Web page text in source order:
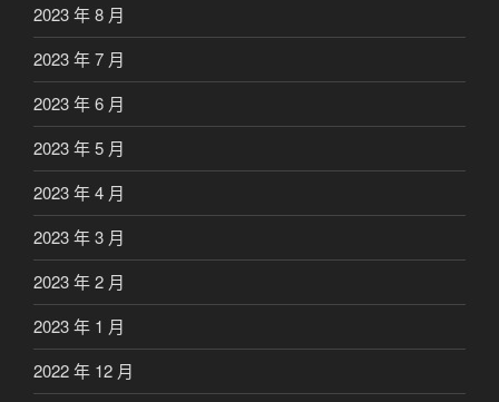
2023 年 8 月
2023 年 7 月
2023 年 6 月
2023 年 5 月
2023 年 4 月
2023 年 3 月
2023 年 2 月
2023 年 1 月
2022 年 12 月